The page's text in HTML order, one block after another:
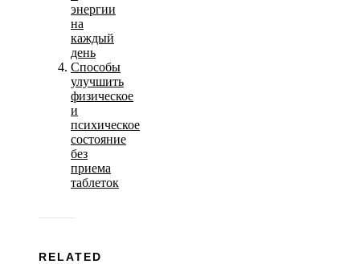
энергии
на
каждый
день
Способы
улучшить
физическое
и
психическое
состояние
без
приема
таблеток
RELATED